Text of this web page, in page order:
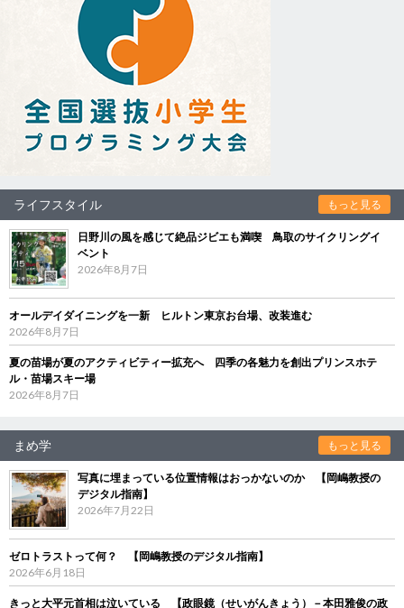
ライフスタイル もっと見る
日野川の風を感じて絶品ジビエも満喫 鳥取のサイクリングイ
ベント
2026年8月7日
オールデイダイニングを一新 ヒルトン東京お台場、改装進む
2026年8月7日
夏の苗場が夏のアクティビティー拡充へ 四季の各魅力を創出プリンスホテ
ル・苗場スキー場
2026年8月7日
まめ学 もっと見る
写真に埋まっている位置情報はおっかないのか 【岡嶋教授の
デジタル指南】
2026年7月22日
ゼロトラストって何？ 【岡嶋教授のデジタル指南】
2026年6月18日
きっと大平元首相は泣いている 【政眼鏡（せいがんきょう）－本田雅俊の政